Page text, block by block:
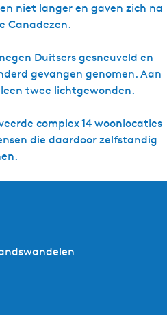
niet langer en gaven zich na
Canadezen.
Duitsers gesneuveld en
gevangen genomen. Aan
twee lichtgewonden.
complex 14 woonlocaties
die daardoor zelfstandig